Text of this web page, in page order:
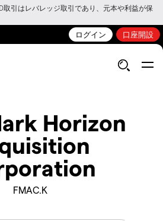
取引はレバレッジ取引であり、元本や利益が保
ログイン 口座開設
Horizon
FMAC.K